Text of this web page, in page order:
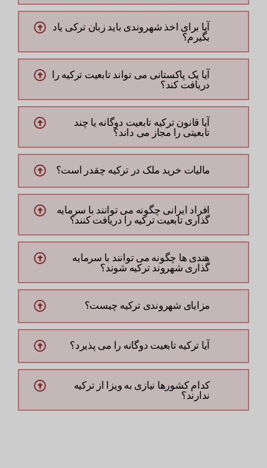
آیا برای اخذ شهروندی باید زبان ترکی یاد
بگیرم؟
آیا یک پاکستانی می تواند تابعیت ترکیه را
دریافت کند؟
آیا قانون ترکیه تابعیت دوگانه یا چند
تابعیتی را مجاز می داند؟
مالیات خرید ملک در ترکیه چقدر است؟
افراد ایرانی چگونه می توانند با سرمایه
گذاری تابعیت ترکیه را دریافت کنند؟
هندی ها چگونه می توانند با سرمایه
گذاری شهروند ترکیه شوند؟
مزایای شهروندی ترکیه چیست؟
آیا ترکیه تابعیت دوگانه را می پذیرد؟
کدام کشورها نیازی به ویزا از ترکیه
ندارند؟